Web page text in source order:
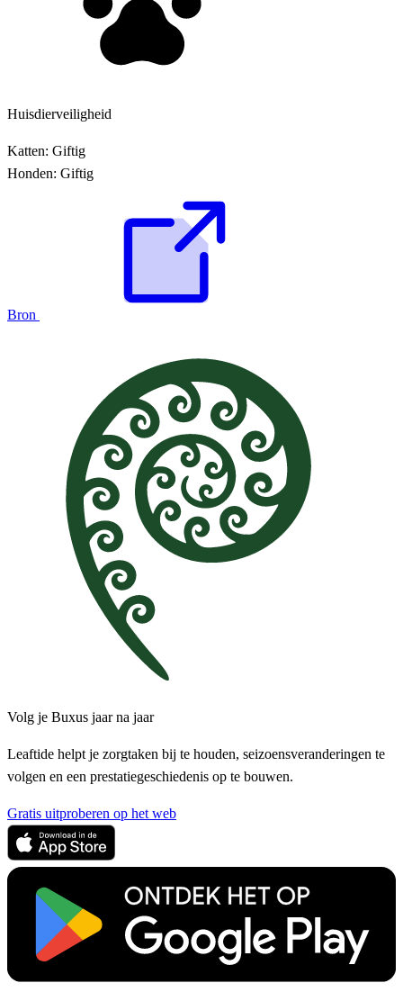
Huisdierveiligheid
Katten: Giftig
Honden: Giftig
Bron
Volg je Buxus jaar na jaar
Leaftide helpt je zorgtaken bij te houden, seizoensveranderingen te
volgen en een prestatiegeschiedenis op te bouwen.
Gratis uitproberen op het web